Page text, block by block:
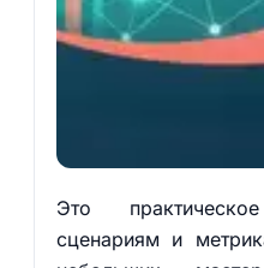
Это
сценариям и